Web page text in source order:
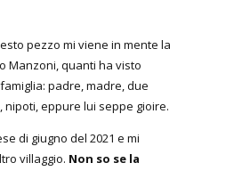
pezzo mi viene in mente la
Manzoni, quanti ha visto
padre, madre, due
nipoti, eppure lui seppe gioire.
di giugno del 2021 e mi
villaggio. Non so se la